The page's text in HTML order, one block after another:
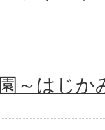
～はじか